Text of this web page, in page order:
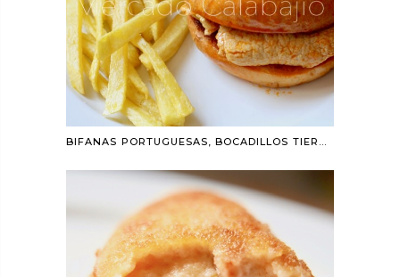
BIFANAS PORTUGUESAS, BOCADILLOS TIERNOS